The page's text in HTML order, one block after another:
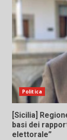
Politica
[Sicilia]
basi dei
elettorale”